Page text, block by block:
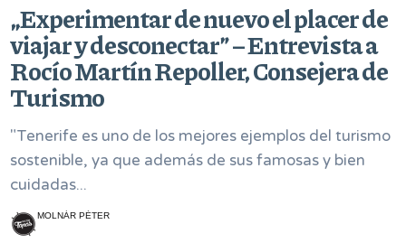
„Experimentar de nuevo el placer de
viajar y desconectar” – Entrevista a
Rocío Martín Repoller, Consejera de
Turismo
"Tenerife es uno de los mejores ejemplos del turismo
sostenible, ya que además de sus famosas y bien
cuidadas...
MOLNÁR PÉTER